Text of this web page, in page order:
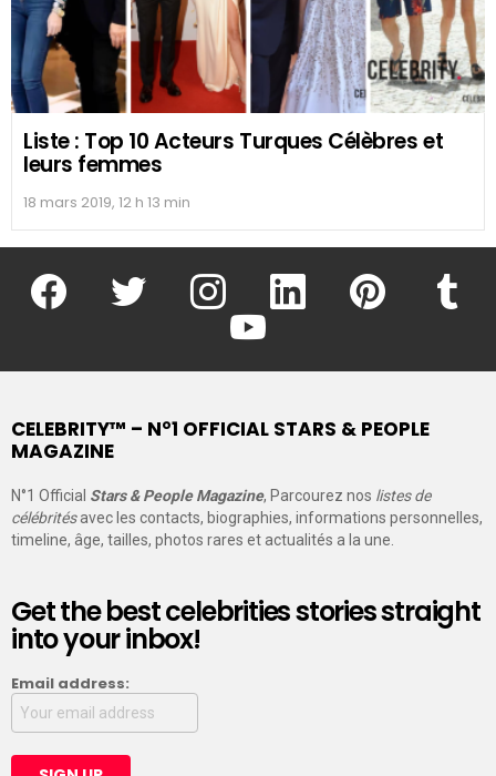
Liste : Top 10 Acteurs Turques Célèbres et
leurs femmes
18 mars 2019, 12 h 13 min
facebook twitter instagram linkedin pinterest
youtube
CELEBRITY™ – N°1 OFFICIAL STARS & PEOPLE
MAGAZINE
N°1 Official Stars & People Magazine, Parcourez nos listes de
célébritésavec les contacts, biographies, informations personnelles,
timeline, âge, tailles, photos rares et actualités a la une.
Get the best celebrities stories straight
into your inbox!
Email address: